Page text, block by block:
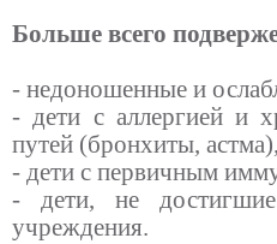
Больше всего
- недоношенные и
- дети с аллергией и
путей (бронхиты,
- дети с первичным
- дети, не достигшие
учреждения.